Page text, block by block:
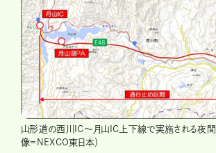
山形道の西川IC～月山IC上下線で実施される夜
像＝NEXCO東日本）